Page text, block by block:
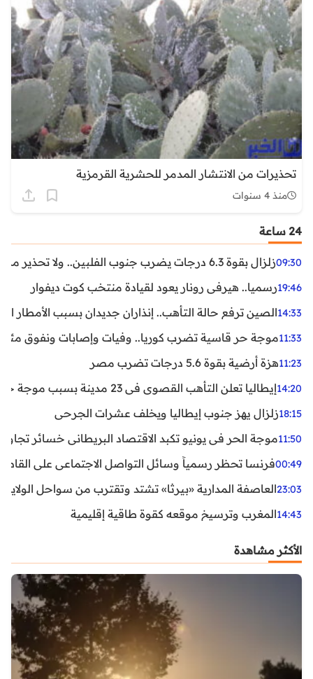
تحذيرات من الانتشار المدمر للحشرية القرمزية
منذ 4 سنوات
24 ساعة
09:30زلزال بقوة 6.3 درجات يضرب جنوب الفلبين.. ولا تحذير من تسونامي حتى الآن
19:46رسميا.. هيرفي رونار يعود لقيادة منتخب كوت ديفوار
14:33الصين ترفع حالة التأهب.. إنذاران جديدان بسبب الأمطار
11:33موجة حر قاسية تضرب كوريا.. وفيات وإصابات ونفوق مئات
11:23هزة أرضية بقوة 5.6 درجات تضرب مصر
14:20إيطاليا تعلن التأهب القصوى في 23 مدينة بسبب موجة حر شديدة
18:15زلزال يهز جنوب إيطاليا ويخلف عشرات الجرحى
11:50موجة الحر في يونيو تكبد الاقتصاد البريطاني خسائر تجاوزت 1.5 مليار
00:49فرنسا تحظر رسمياً وسائل التواصل الاجتماعي على القاصرين
23:03العاصفة المدارية «بيرثا» تشتد وتقترب من سواحل
14:43المغرب وترسيخ موقعه كقوة طاقية إقليمية
الأكثر مشاهدة